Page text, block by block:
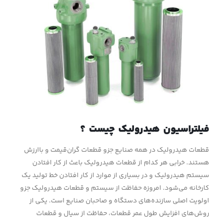
فیلتراسیون هیدرولیک چیست ؟
قطعات هیدرولیک در همه صنایع جزو قطعات گران‌قیمت و باارزش
هستند. خرابی هر کدام از قطعات هیدرولیک باعث از کار افتادن
سیستم هیدرولیک و در بسیاری از موارد از کار افتادن خط تولید یک
کارخانه می‌شود. امروزه حفاظت از سیستم و قطعات هیدرولیک جزو
اولویت اصلی سازنده‌های دستگاه و صاحبان صنایع است. یکی از
روش‌های افزایش طول عمر قطعات، حفاظت از سیال و قطعات